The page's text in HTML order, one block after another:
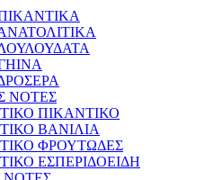
ΝΟΤΕΣ
ΠΙΚΑΝΤΙΚΟ
ΒΑΝΙΛΙΑ
ΦΡΟΥΤΩΔΕΣ
ΕΣΠΕΡΙΔΟΕΙΔΗ